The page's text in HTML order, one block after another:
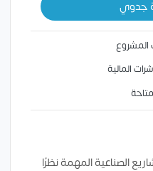
جدوي
المشروع
المالية
الصناعية المهمة نظرًا